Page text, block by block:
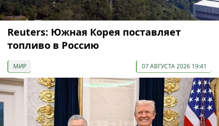
Reuters: Южная Корея поставляет
топливо в Россию
МИР 07 АВГУСТА 2026 19:41